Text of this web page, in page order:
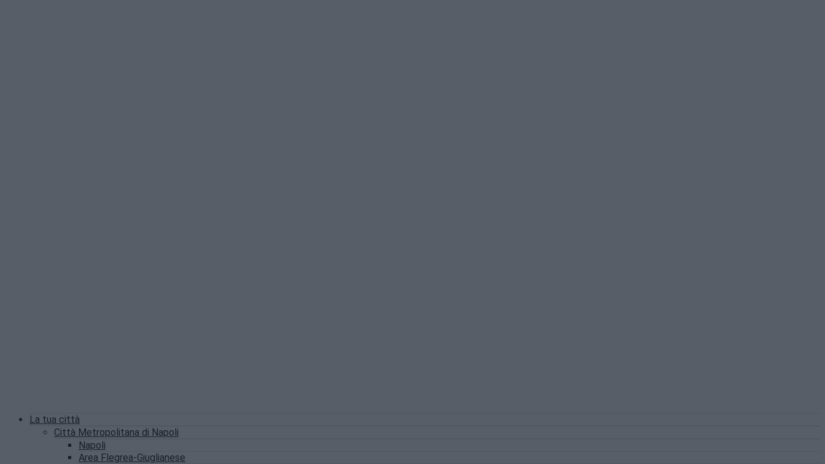
La tua città
Città Metropolitana di Napoli
Napoli
Area Flegrea-Giuglianese